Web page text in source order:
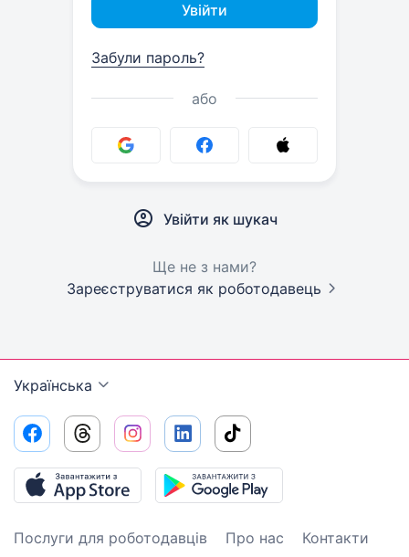
Увійти
Забули пароль?
або
Увійти як шукач
Ще не з нами?
Зареєструватися як роботодавець
Українська
Послуги для роботодавців Про нас
Контакти